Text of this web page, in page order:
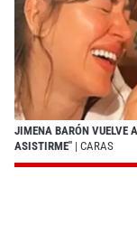
JIMENA BARÓN VUELVE
ASISTIRME" | CARAS